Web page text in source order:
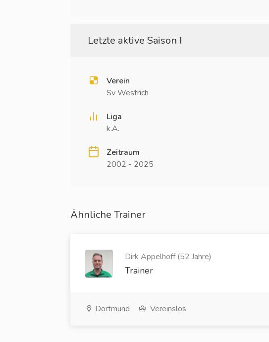
Letzte aktive Saison I
Verein
Sv Westrich
Liga
k.A.
Zeitraum
2002 - 2025
Ähnliche Trainer
Dirk Appelhoff (52 Jahre)
Trainer
Dortmund Vereinslos